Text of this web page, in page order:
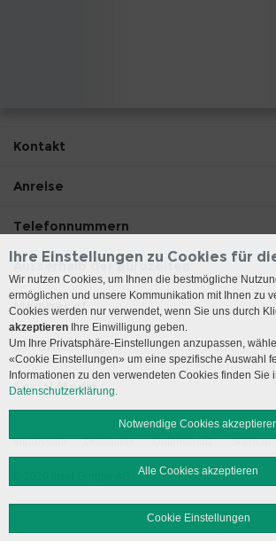
Kontakt
Anreise
Telefonnummern
Ausserhalb der Bürozeiten
Member of
Zertifizierungen
Social Media
Impressum Disclaimer Datenschutz Sitemap
Ihre Einstellungen zu Cookies für
Wir nutzen Cookies, um Ihnen die bestmögliche
ermöglichen und unsere Kommunikation mit Ihnen zu
Cookies werden nur verwendet, wenn Sie uns durch
akzeptieren Ihre Einwilligung geben.
Um Ihre Privatsphäre-Einstellungen anzupassen,
«Cookie Einstellungen» um eine spezifische Auswahl
Informationen zu den verwendeten Cookies finden Sie
Datenschutzerklärung.
Notwendige Cookies
Alle Cookies akzeptieren
Cookie Einstellungen